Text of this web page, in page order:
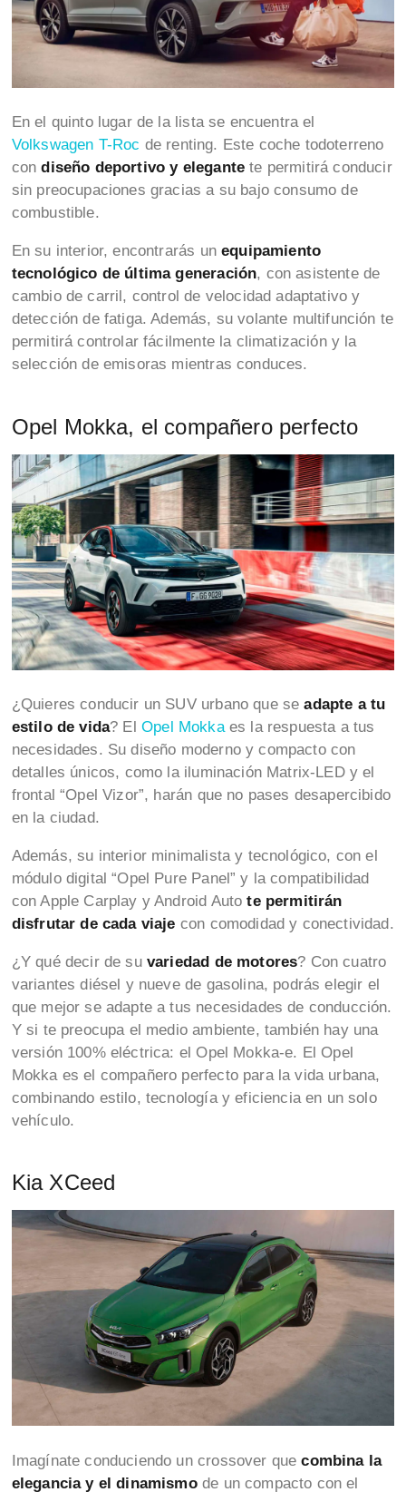
En el quinto lugar de la lista se encuentra el
Volkswagen T-Roc de renting. Este coche todoterreno
condiseño deportivo y elegante te permitirá conducir
sin preocupaciones gracias a su bajo consumo de
combustible.
En su interior, encontrarás unequipamiento
tecnológico de última generación, con asistente de
cambio de carril, control de velocidad adaptativo y
detección de fatiga. Además, su volante multifunción te
permitirá controlar fácilmente la climatización y la
selección de emisoras mientras conduces.
Opel Mokka, el compañero perfecto
¿Quieres conducir un SUV urbano que seadapte a tu
estilo de vida? El Opel Mokkaes la respuesta a tus
necesidades. Su diseño moderno y compacto con
detalles únicos, como la iluminación Matrix-LED y el
frontal “Opel Vizor”, harán que no pases desapercibido
en la ciudad.
Además, su interior minimalista y tecnológico, con el
módulo digital “Opel Pure Panel” y la compatibilidad
con Apple Carplay y Android Autote permitirán
disfrutar de cada viaje con comodidad y conectividad.
¿Y qué decir de su variedad de motores? Con cuatro
variantes diésel y nueve de gasolina, podrás elegir el
que mejor se adapte a tus necesidades de conducción.
Y si te preocupa el medio ambiente, también hay una
versión 100% eléctrica: el Opel Mokka-e. El Opel
Mokka es el compañero perfecto para la vida urbana,
combinando estilo, tecnología y eficiencia en un solo
vehículo.
Kia XCeed
Imagínate conduciendo un crossover quecombina la
elegancia y el dinamismode un compacto con el